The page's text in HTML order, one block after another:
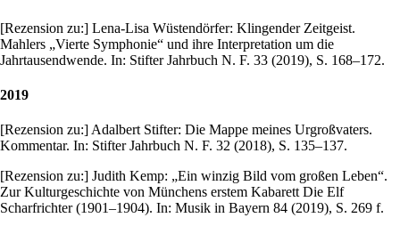
[Rezension zu:] Lena-Lisa Wüstendörfer: Klingender Zeitgeist.
Mahlers „Vierte Symphonie“ und ihre Interpretation um die
Jahrtausendwende. In: Stifter Jahrbuch N. F. 33 (2019), S. 168–172.
2019
[Rezension zu:] Adalbert Stifter: Die Mappe meines Urgroßvaters.
Kommentar. In: Stifter Jahrbuch N. F. 32 (2018), S. 135–137.
[Rezension zu:] Judith Kemp: „Ein winzig Bild vom großen Leben“.
Zur Kulturgeschichte von Münchens erstem Kabarett Die Elf
Scharfrichter (1901–1904). In: Musik in Bayern 84 (2019), S. 269 f.